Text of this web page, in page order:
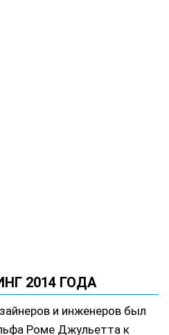
2014 ГОДА
и инженеров был
Роме Джульетта к